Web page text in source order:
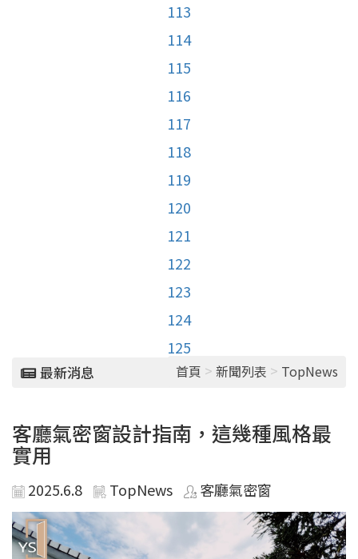
113
114
115
116
117
118
119
120
121
122
123
124
125
最新消息 首頁 > 新聞列表 > TopNews
客廳氣密窗設計指南，這幾種風格最
實用
2025.6.8 TopNews 客廳氣密窗